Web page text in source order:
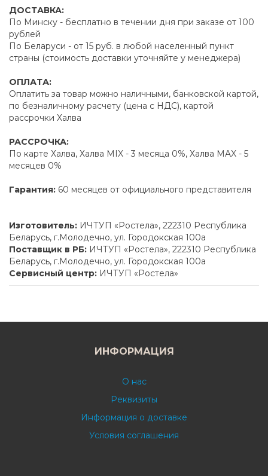
ДОСТАВКА:
По Минску - бесплатно в течении дня при заказе от 100
рублей
По Беларуси - от 15 руб. в любой населенный пункт
страны (стоимость доставки уточняйте у менеджера)
ОПЛАТА:
Оплатить за товар можно наличными, банковской картой,
по безналичному расчету (цена с НДС), картой
рассрочки Халва
РАССРОЧКА:
По карте Халва, Халва MIX - 3 месяца 0%, Халва MAX - 5
месяцев 0%
Гарантия: 60 месяцев от официального представителя
Изготовитель: ИЧТУП «Ростела», 222310 Республика
Беларусь, г.Молодечно, ул. Городокская 100а
Поставщик в РБ: ИЧТУП «Ростела», 222310 Республика
Беларусь, г.Молодечно, ул. Городокская 100а
Сервисный центр: ИЧТУП «Ростела»
ИНФОРМАЦИЯ
О нас
Реквизиты
Информация о доставке
Условия соглашения